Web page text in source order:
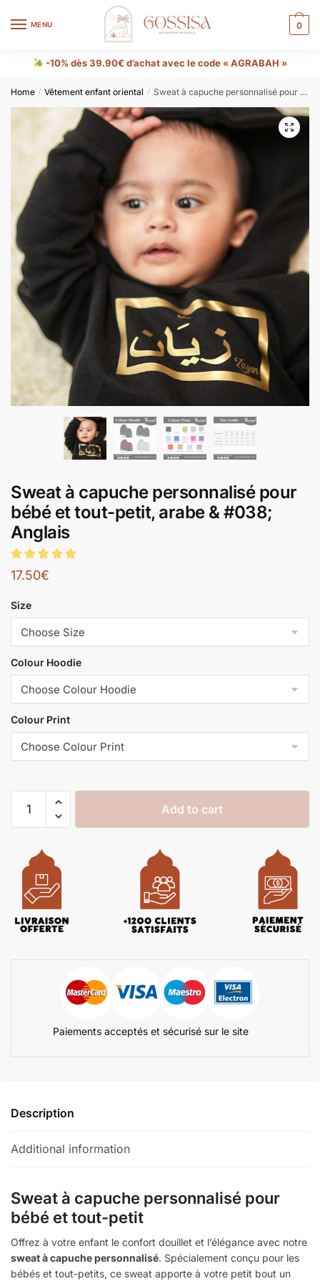
MENU 0
-10% dès 39.90€ d’achat avec le code « AGRABAH »
Home / Vêtement enfant oriental / Sweat à capuche personnalisé pour bébé et tout-petit, arabe & #038; Anglais
Sweat à capuche personnalisé pour
bébé et tout-petit, arabe & #038;
Anglais
17.50€
Size
Colour Hoodie
Colour Print
Add to cart
Paiements acceptés et sécurisé sur le site
Description
Additional information
Sweat à capuche personnalisé pour
bébé et tout-petit
Offrez à votre enfant le confort douillet et l’élégance avec notre
sweat à capuche personnalisé. Spécialement conçu pour les
bébés et tout-petits, ce sweat apporte à votre petit bout un